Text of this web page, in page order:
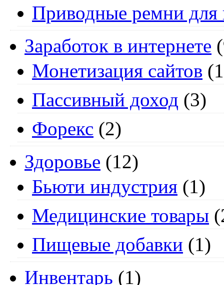
Приводные ремни для
Заработок в интернете
Монетизация сайтов
Пассивный доход (3)
Форекс (2)
Здоровье (12)
Бьюти индустрия (1)
Медицинские товары
Пищевые добавки (1)
Инвентарь (1)